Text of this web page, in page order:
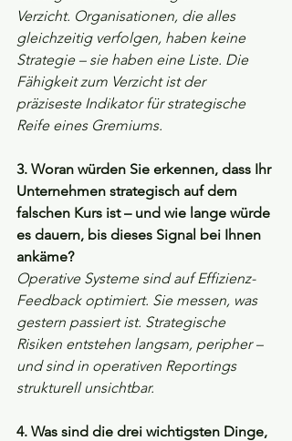
Verzicht. Organisationen, die alles
gleichzeitig verfolgen, haben keine
Strategie – sie haben eine Liste. Die
Fähigkeit zum Verzicht ist der
präziseste Indikator für strategische
Reife eines Gremiums.
3. Woran würden Sie erkennen, dass Ihr
Unternehmen strategisch auf dem
falschen Kurs ist – und wie lange würde
es dauern, bis dieses Signal bei Ihnen
ankäme?
Operative Systeme sind auf Effizienz-
Feedback optimiert. Sie messen, was
gestern passiert ist. Strategische
Risiken entstehen langsam, peripher –
und sind in operativen Reportings
strukturell unsichtbar.
4. Was sind die drei wichtigsten Dinge,